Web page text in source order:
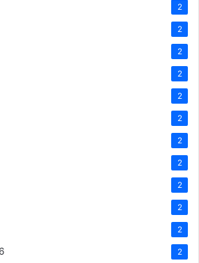
2
2
2
2
2
2
2
2
2
2
2
2